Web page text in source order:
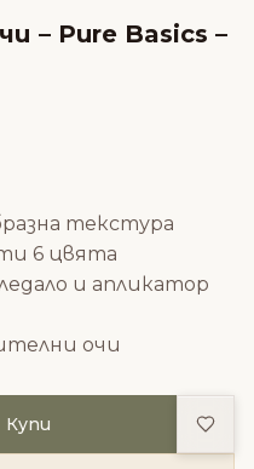
– Pure Basics –
текстура
6 цвята
и апликатор
очи
Купи